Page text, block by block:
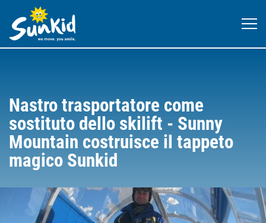
Nastro trasportatore come
sostituto dello skilift - Sunny
Mountain costruisce il tappeto
magico Sunkid